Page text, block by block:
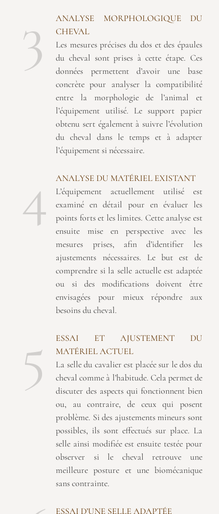
3
ANALYSE MORPHOLOGIQUE DU
CHEVAL
Les mesures précises du dos et des épaules
du cheval sont prises à cette étape. Ces
données permettent d’avoir une base
concrète pour analyser la compatibilité
entre la morphologie de l’animal et
l’équipement utilisé. Le support papier
obtenu sert également à suivre l’évolution
du cheval dans le temps et à adapter
l’équipement si nécessaire.
4
ANALYSE DU MATÉRIEL EXISTANT
L’équipement actuellement utilisé est
examiné en détail pour en évaluer les
points forts et les limites. Cette analyse est
ensuite mise en perspective avec les
mesures prises, afin d’identifier les
ajustements nécessaires. Le but est de
comprendre si la selle actuelle est adaptée
ou si des modifications doivent être
envisagées pour mieux répondre aux
besoins du cheval.
5
ESSAI ET AJUSTEMENT DU
MATÉRIEL ACTUEL
La selle du cavalier est placée sur le dos du
cheval comme à l’habitude. Cela permet de
discuter des aspects qui fonctionnent bien
ou, au contraire, de ceux qui posent
problème. Si des ajustements mineurs sont
possibles, ils sont effectués sur place. La
selle ainsi modifiée est ensuite testée pour
observer si le cheval retrouve une
meilleure posture et une biomécanique
sans contrainte.
ESSAI D’UNE SELLE ADAPTÉE